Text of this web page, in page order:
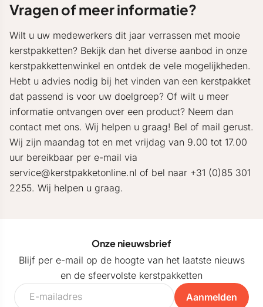
Vragen of meer informatie?
Wilt u uw medewerkers dit jaar verrassen met mooie
kerstpakketten? Bekijk dan het diverse aanbod in onze
kerstpakkettenwinkel en ontdek de vele mogelijkheden.
Hebt u advies nodig bij het vinden van een kerstpakket
dat passend is voor uw doelgroep? Of wilt u meer
informatie ontvangen over een product? Neem dan
contact met ons. Wij helpen u graag! Bel of mail gerust.
Wij zijn maandag tot en met vrijdag van 9.00 tot 17.00
uur bereikbaar per e-mail via
service@kerstpakketonline.nl of bel naar +31 (0)85 301
2255. Wij helpen u graag.
Onze nieuwsbrief
Blijf per e-mail op de hoogte van het laatste nieuws
en de sfeervolste kerstpakketten
Aanmelden